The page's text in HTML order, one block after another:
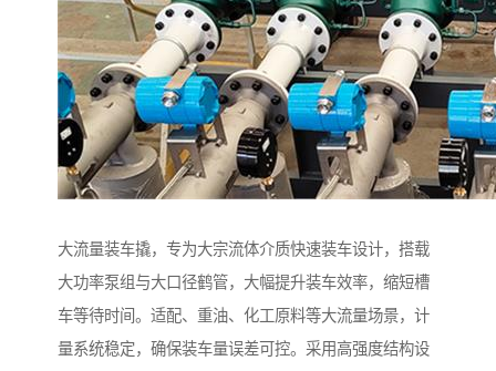
大流量装车撬，专为大宗流体介质快速装车设计，搭载
大功率泵组与大口径鹤管，大幅提升装车效率，缩短槽
车等待时间。适配、重油、化工原料等大流量场景，计
量系统稳定，确保装车量误差可控。采用高强度结构设